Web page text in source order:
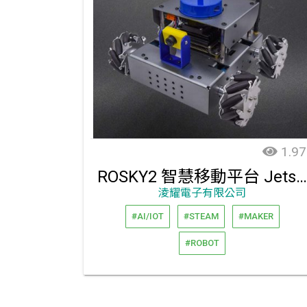
ROSKY2 智慧移動平台 Jetson nano 版
淩耀電子有限公司
#AI/IOT #STEAM #MAKER
#ROBOT